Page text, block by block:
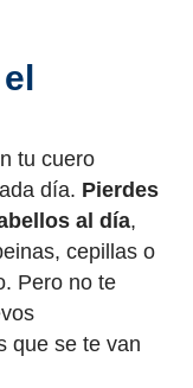
tu cuero
día. Pierdes
al día,
cepillas o
Pero no te
que se te van